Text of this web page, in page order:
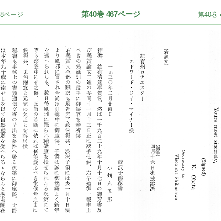
第40巻 467ページ